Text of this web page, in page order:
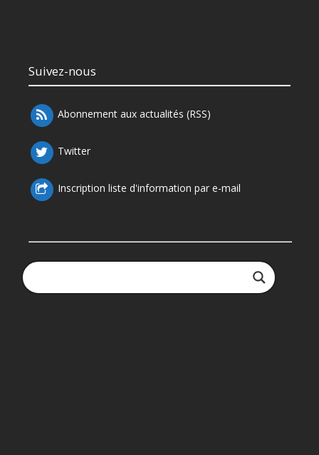
Suivez-nous
Abonnement aux actualités (RSS)
Twitter
Inscription liste d'information par e-mail